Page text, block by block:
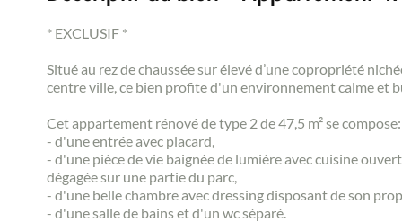
* EXCLUSIF *
Situé au rez de chaussée sur élevé d’une copropriété
centre ville, ce bien profite d'un environnement calme et
Cet appartement rénové de type 2 de 47,5 m² se compose:
- d'une entrée avec placard,
- d'une pièce de vie baignée de lumière avec cuisine
dégagée sur une partie du parc,
- d'une belle chambre avec dressing disposant de son
- d'une salle de bains et d'un wc séparé.